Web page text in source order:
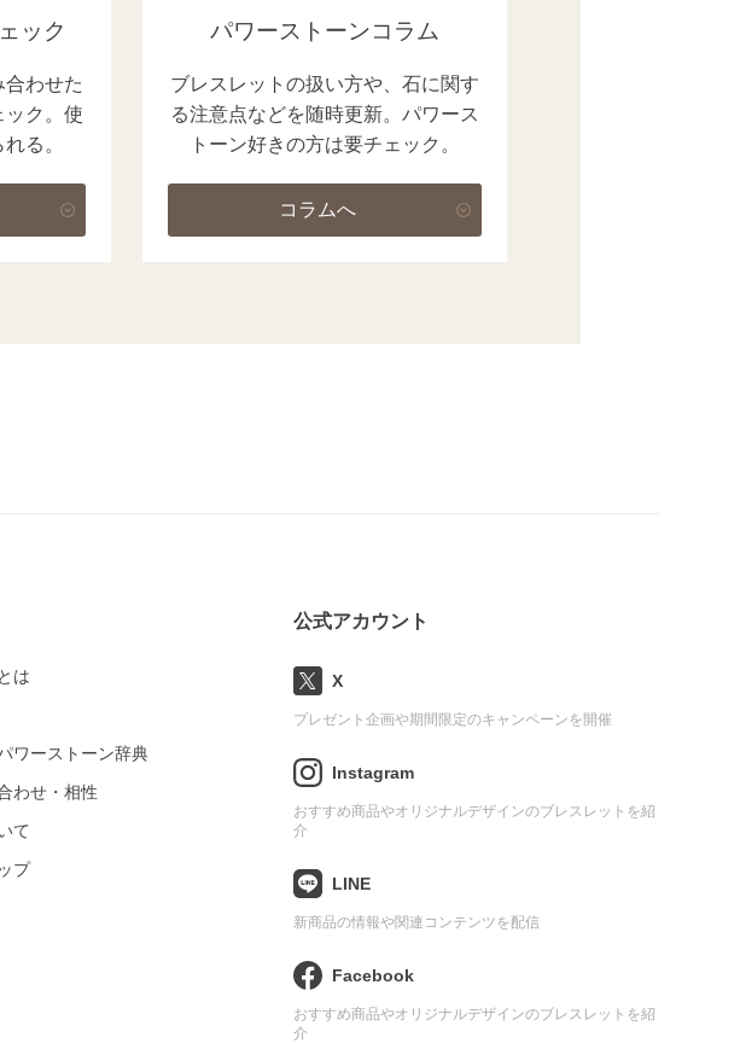
ック
わせた
ック。使
る。
パワーストーンコラム
ブレスレットの扱い方や、石に関す
る注意点などを随時更新。パワース
トーン好きの方は要チェック。
コラムへ
は
ワーストーン辞典
わせ・相性
て
プ
公式アカウント
X
プレゼント企画や期間限定のキャンペーンを開催
Instagram
おすすめ商品やオリジナルデザインのブレスレットを紹
介
LINE
新商品の情報や関連コンテンツを配信
Facebook
おすすめ商品やオリジナルデザインのブレスレットを紹
介